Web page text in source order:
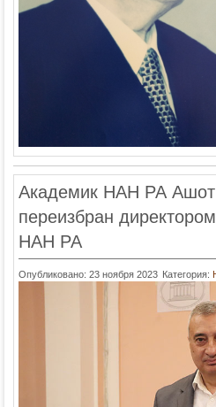
Академик НАН РА
переизбран
НАН РА
Опубликовано: 23 ноября 2023 Категория: